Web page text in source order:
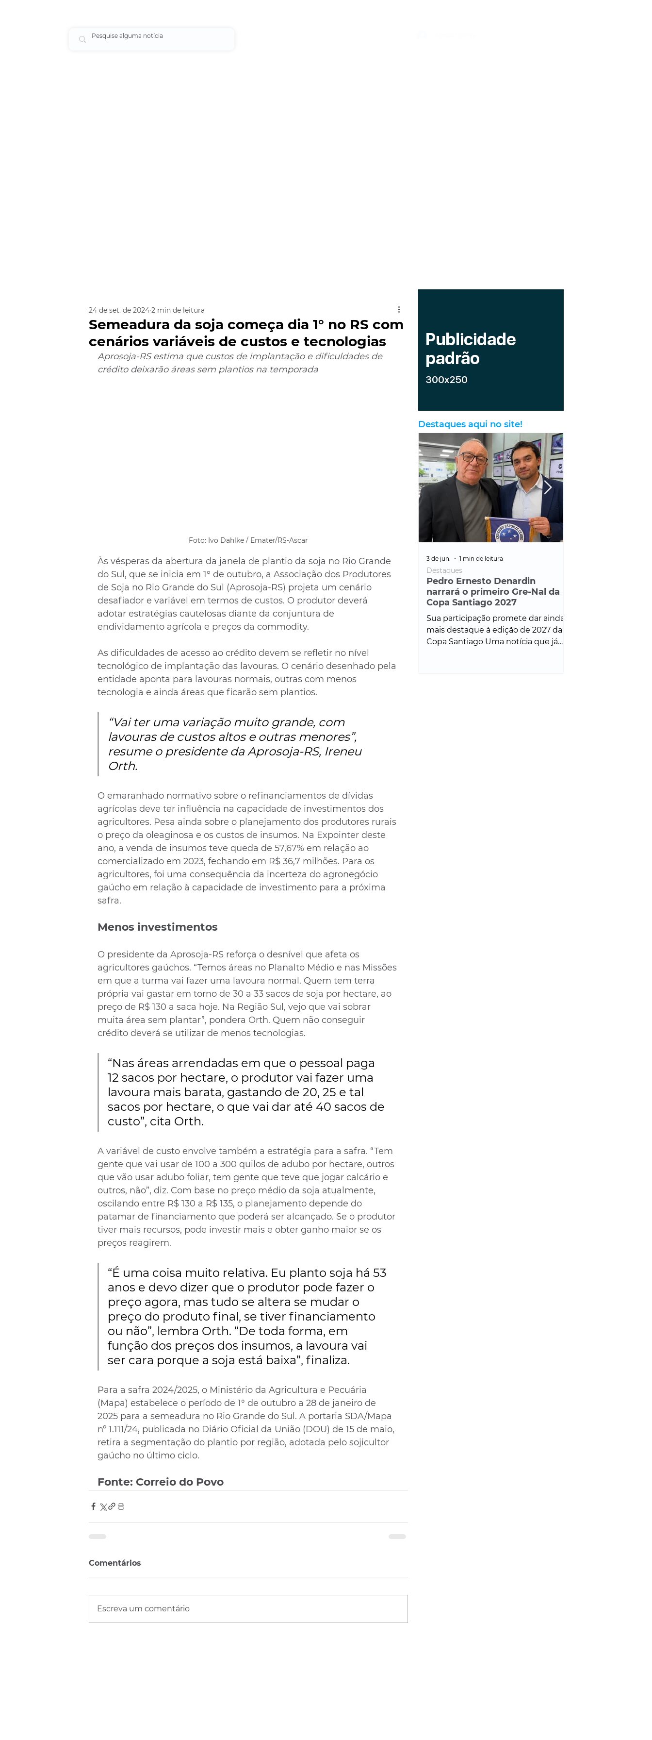
Semeadura da soja começa dia 1° no RS com
cenários variáveis de custos e tecnologias
24 de set. de 2024 2 min de leitura
Aprosoja-RS estima que custos de implantação e dificuldades de
crédito deixarão áreas sem plantios na temporada
Foto: Ivo Dahlke / Emater/RS-Ascar
Às vésperas da abertura da janela de plantio da soja no Rio Grande
do Sul, que se inicia em 1° de outubro, a Associação dos Produtores
de Soja no Rio Grande do Sul (Aprosoja-RS) projeta um cenário
desafiador e variável em termos de custos. O produtor deverá
adotar estratégias cautelosas diante da conjuntura de
endividamento agrícola e preços da commodity.
As dificuldades de acesso ao crédito devem se refletir no nível
tecnológico de implantação das lavouras. O cenário desenhado pela
entidade aponta para lavouras normais, outras com menos
tecnologia e ainda áreas que ficarão sem plantios.
“Vai ter uma variação muito grande, com
lavouras de custos altos e outras menores”,
resume o presidente da Aprosoja-RS, Ireneu
Orth.
O emaranhado normativo sobre o refinanciamentos de dívidas
agrícolas deve ter influência na capacidade de investimentos dos
agricultores. Pesa ainda sobre o planejamento dos produtores rurais
o preço da oleaginosa e os custos de insumos. Na Expointer deste
ano, a venda de insumos teve queda de 57,67% em relação ao
comercializado em 2023, fechando em R$ 36,7 milhões. Para os
agricultores, foi uma consequência da incerteza do agronegócio
gaúcho em relação à capacidade de investimento para a próxima
safra.
Menos investimentos
O presidente da Aprosoja-RS reforça o desnível que afeta os
agricultores gaúchos. “Temos áreas no Planalto Médio e nas Missões
em que a turma vai fazer uma lavoura normal. Quem tem terra
própria vai gastar em torno de 30 a 33 sacos de soja por hectare, ao
preço de R$ 130 a saca hoje. Na Região Sul, vejo que vai sobrar
muita área sem plantar”, pondera Orth. Quem não conseguir
crédito deverá se utilizar de menos tecnologias.
“Nas áreas arrendadas em que o pessoal paga
12 sacos por hectare, o produtor vai fazer uma
lavoura mais barata, gastando de 20, 25 e tal
sacos por hectare, o que vai dar até 40 sacos de
custo”, cita Orth.
A variável de custo envolve também a estratégia para a safra. “Tem
gente que vai usar de 100 a 300 quilos de adubo por hectare, outros
que vão usar adubo foliar, tem gente que teve que jogar calcário e
outros, não”, diz. Com base no preço médio da soja atualmente,
oscilando entre R$ 130 a R$ 135, o planejamento depende do
patamar de financiamento que poderá ser alcançado. Se o produtor
tiver mais recursos, pode investir mais e obter ganho maior se os
preços reagirem.
“É uma coisa muito relativa. Eu planto soja há 53
anos e devo dizer que o produtor pode fazer o
preço agora, mas tudo se altera se mudar o
preço do produto final, se tiver financiamento
ou não”, lembra Orth. “De toda forma, em
função dos preços dos insumos, a lavoura vai
ser cara porque a soja está baixa”, finaliza.
Para a safra 2024/2025, o Ministério da Agricultura e Pecuária
(Mapa) estabelece o período de 1° de outubro a 28 de janeiro de
2025 para a semeadura no Rio Grande do Sul. A portaria SDA/Mapa
nº 1.111/24, publicada no Diário Oficial da União (DOU) de 15 de maio,
retira a segmentação do plantio por região, adotada pelo sojicultor
gaúcho no último ciclo.
Fonte: Correio do Povo
Comentários
Escreva um comentário
Destaques aqui no site!
Pedro Ernesto Denardin
narrará o primeiro Gre-Nal da
Copa Santiago 2027
Sua participação promete dar ainda
mais destaque à edição de 2027 da
Copa Santiago Uma notícia que já
Destaques
3 de jun. 1 min de leitura